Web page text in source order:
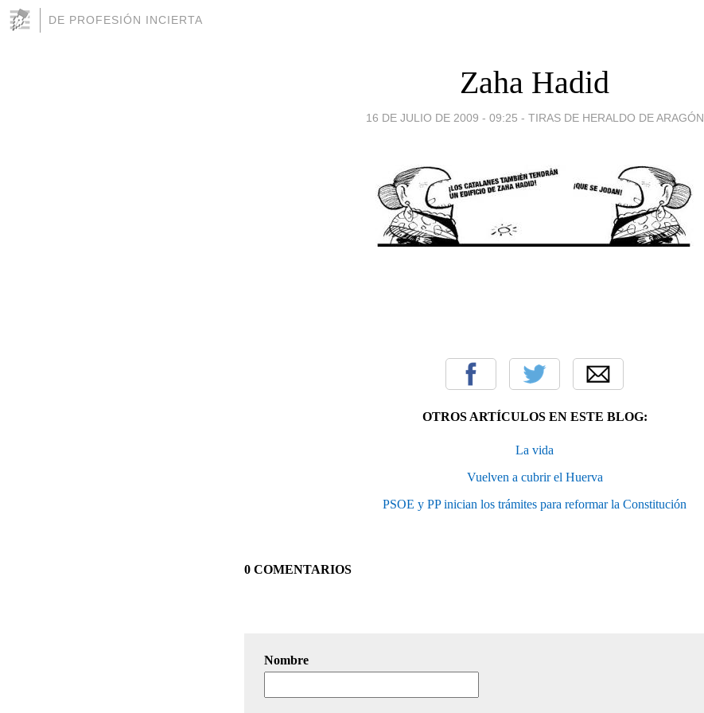
DE PROFESIÓN INCIERTA
Zaha Hadid
16 DE JULIO DE 2009 - 09:25 - TIRAS DE HERALDO DE ARAGÓN
OTROS ARTÍCULOS EN ESTE BLOG:
La vida
Vuelven a cubrir el Huerva
PSOE y PP inician los trámites para reformar la Constitución
0 COMENTARIOS
Nombre